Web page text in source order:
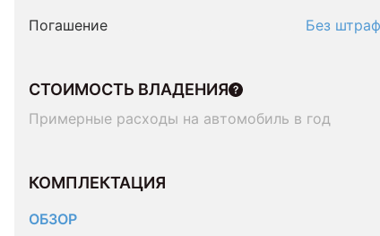
Погашение
Без
СТОИМОСТЬ ВЛАДЕНИЯ
Примерные расходы на автомобиль в год
КОМПЛЕКТАЦИЯ
ОБЗОР